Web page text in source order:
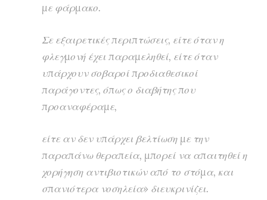
με φάρμακο.
Σε εξαιρετικές περιπτώσεις, είτε όταν η
φλεγμονή έχει παραμεληθεί, είτε όταν
υπάρχουν σοβαροί προδιαθεσικοί
παράγοντες, όπως ο διαβήτης που
προαναφέραμε,
είτε αν δεν υπάρχει βελτίωση με την
παραπάνω θεραπεία, μπορεί να απαιτηθεί η
χορήγηση αντιβιοτικών από το στόμα, και
σπανιότερα νοσηλεία» διευκρινίζει.